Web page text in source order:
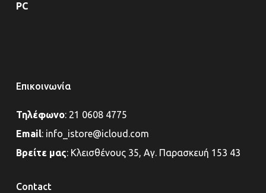
PC
Επικοινωνία
Τηλέφωνο: 21 0608 4775
Email: info_istore@icloud.com
Βρείτε μας: Κλεισθένους 35, Αγ. Παρασκευή 153 43
Contact